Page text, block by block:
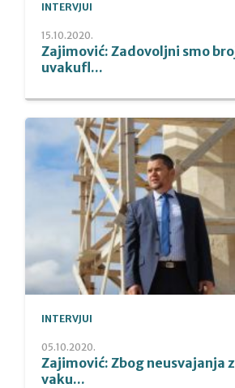
INTERVJUI
15.10.2020.
Zajimović: Zadovoljni smo
uvakufl...
INTERVJUI
05.10.2020.
Zajimović: Zbog neusvajanja
vaku...